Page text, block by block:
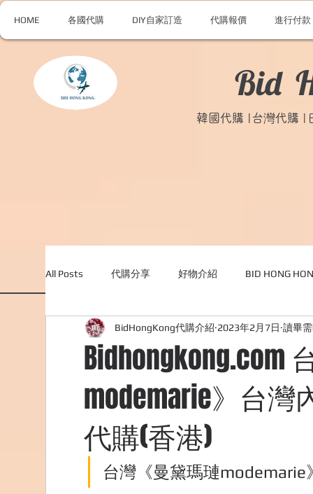
HOME 各國代購 DIY自家訂造 代購報價 進行付款
Bid
韓國代購 |台灣代購 |
All Posts 代購分享 好物介紹 BID HONG
外國購物網站介紹 ABOUT ME ABOUT
美食團購 購物 台灣代購網站
Bidhongkong.com
modemarie》台
代購(香港)
BidHongKong代購介紹 2023年2月7日 讀畢
台灣《曼黛瑪璉modemarie